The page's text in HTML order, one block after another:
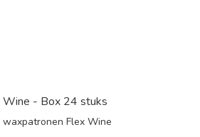
- Box 24 stuks
Flex Wine